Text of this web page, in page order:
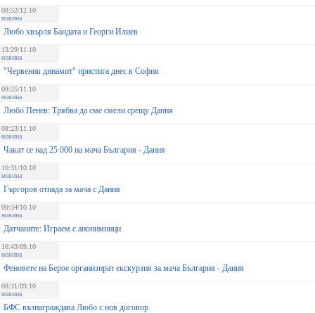
08:52/12.10
новина
Любо хвърля Бандата и Георги Илиев
13:29/11.10
новина
"Червения динамит" пристига днес в София
08:25/11.10
новина
Любо Пенев: Трябва да сме смели срещу Дания
08:23/11.10
новина
Чакат се над 25 000 на мача България - Дания
10:31/10.10
новина
Гъргоров отпада за мача с Дания
09:34/10.10
новина
Датчаните: Играем с анонимници
16:43/09.10
новина
Феновете на Берое организират екскурзия за мача България - Дания
08:31/09.10
новина
БФС възнаграждава Любо с нов договор